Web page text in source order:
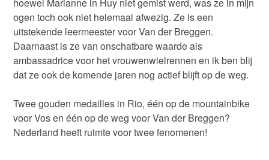
hoewel Marianne in Huy niet gemist werd, was ze in mijn
ogen toch ook niet helemaal afwezig. Ze is een
uitstekende leermeester voor Van der Breggen.
Daarnaast is ze van onschatbare waarde als
ambassadrice voor het vrouwenwielrennen en ik ben blij
dat ze ook de komende jaren nog actief blijft op de weg.
Twee gouden medailles in Rio, één op de mountainbike
voor Vos en één op de weg voor Van der Breggen?
Nederland heeft ruimte voor twee fenomenen!